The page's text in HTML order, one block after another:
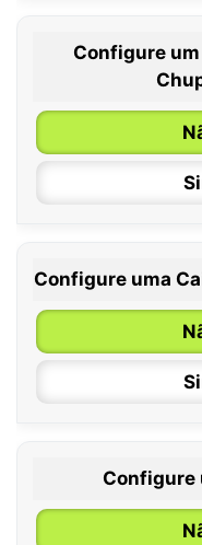
6
Configure
Configure uma
Configure